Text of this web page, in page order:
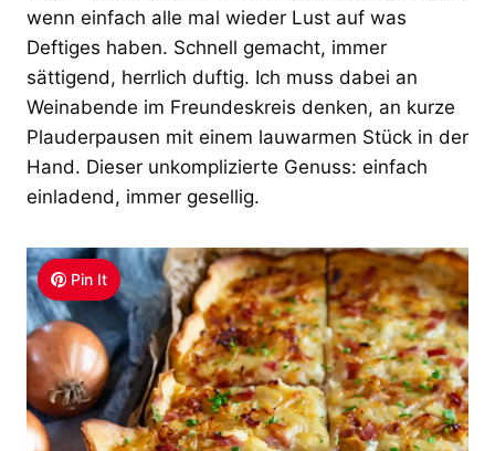
wenn einfach alle mal wieder Lust auf was
Deftiges haben. Schnell gemacht, immer
sättigend, herrlich duftig. Ich muss dabei an
Weinabende im Freundeskreis denken, an kurze
Plauderpausen mit einem lauwarmen Stück in der
Hand. Dieser unkomplizierte Genuss: einfach
einladend, immer gesellig.
Pin It